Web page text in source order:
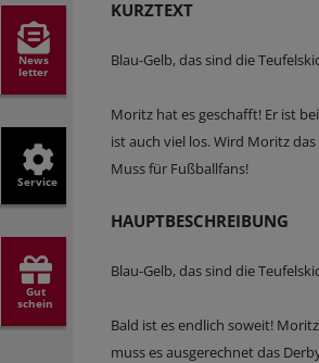
News
letter
Service
Gut
schein
KURZTEXT
Blau-Gelb, das sind die
Moritz hat es geschafft! Er ist
ist auch viel los. Wird Moritz
Muss für Fußballfans!
HAUPTBESCHREIBUNG
Blau-Gelb, das sind die
Bald ist es endlich soweit!
muss es ausgerechnet das